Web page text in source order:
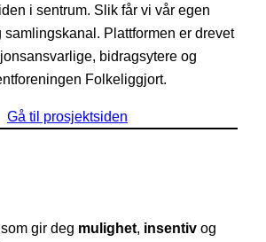
i sentrum. Slik får vi vår egen
samlingskanal. Plattformen er drevet
bidragsytere og
Folkeliggjort.
Gå til prosjektsiden
gir deg mulighet, insentiv og